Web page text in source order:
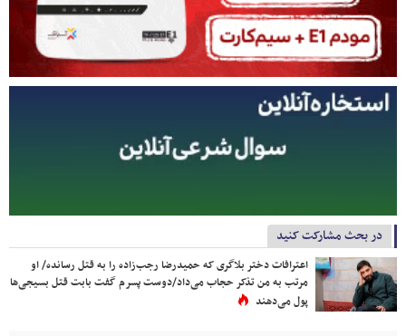
در بحث مشارکت کنید
اعترافات دختر بلاگری که حمیدرضا رجب‌زاده را به قتل رسانده/ او
مرتب به من تذکر حجاب می‌داد/دوست پسرم گفت بابت قتل بسیجی‌ها
پول می‌دهند